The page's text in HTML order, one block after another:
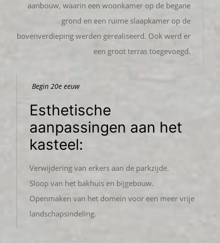
aanbouw, waarin een woonkamer op de begane
grond en een ruime slaapkamer op de
bovenverdieping werden gerealiseerd. Ook werd er
een groot terras toegevoegd.
Begin 20e eeuw
Esthetische
aanpassingen aan het
kasteel:
Verwijdering van erkers aan de parkzijde.
Sloop van het bakhuis en bijgebouw.
Openmaken van het domein voor een meer vrije
landschapsindeling.